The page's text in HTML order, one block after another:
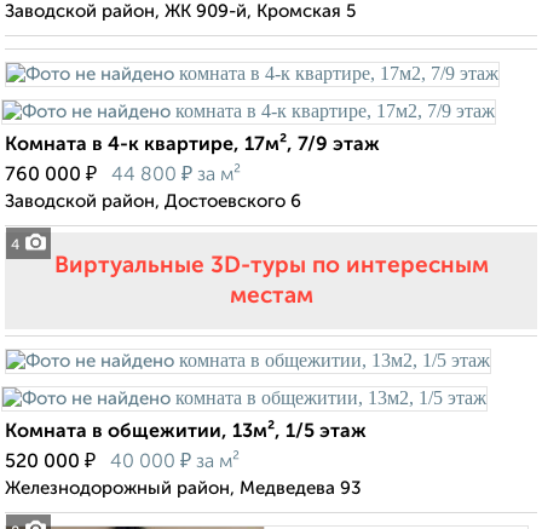
Заводской район, ЖК 909-й, Кромская 5
4
Комната в 4-к квартире, 17м², 7/9 этаж
760 000 ₽ 44 800 ₽ за м²
Заводской район, Достоевского 6
Виртуальные 3D-туры по интересным
местам
Комната в общежитии, 13м², 1/5 этаж
520 000 ₽ 40 000 ₽ за м²
Железнодорожный район, Медведева 93